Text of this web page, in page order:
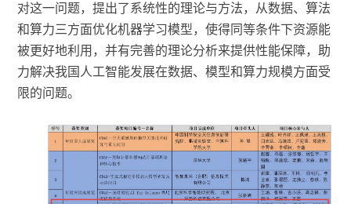
对这一问题，提出了系统性的理论与方法，从数据、算法
和算力三方面优化机器学习模型，使得同等条件下资源能
被更好地利用，并有完善的理论分析来提供性能保障，助
力解决我国人工智能发展在数据、模型和算力规模方面受
限的问题。